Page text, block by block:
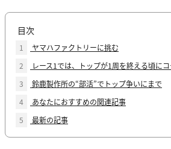
目次
1
ヤマハファクトリーに挑む
2
レース1では、トップが1周を終える頃に
3
鈴鹿製作所の“部活”でトップ争いにまで
4
あなたにおすすめの関連記事
5
最新の記事